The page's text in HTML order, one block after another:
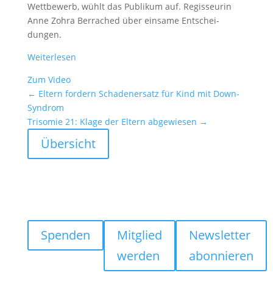
Wettbe­werb, wühlt das Publikum auf. Regis­seurin
Anne Zohra Berra­ched über einsame Entschei­
dungen.
Weiter­lesen
Zum Video
← Eltern fordern Schaden­er­satz für Kind mit Down-
Syndrom
Trisomie 21: Klage der Eltern abgewiesen →
Übersicht
Spenden
Mitglied
werden
Newsletter
abonnieren